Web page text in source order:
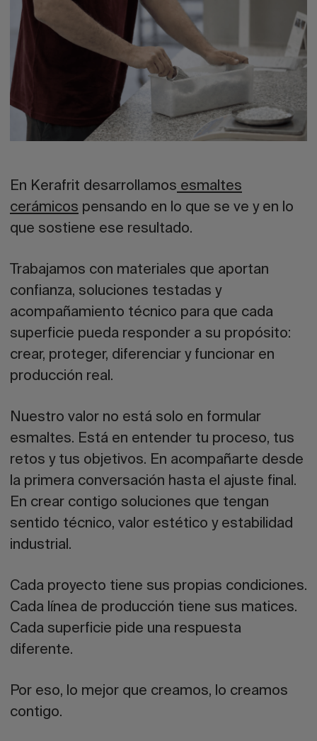
En Kerafrit desarrollamos esmaltes
cerámicos pensando en lo que se ve y en lo
que sostiene ese resultado.
Trabajamos con materiales que aportan
confianza, soluciones testadas y
acompañamiento técnico para que cada
superficie pueda responder a su propósito:
crear, proteger, diferenciar y funcionar en
producción real.
Nuestro valor no está solo en formular
esmaltes. Está en entender tu proceso, tus
retos y tus objetivos. En acompañarte desde
la primera conversación hasta el ajuste final.
En crear contigo soluciones que tengan
sentido técnico, valor estético y estabilidad
industrial.
Cada proyecto tiene sus propias condiciones.
Cada línea de producción tiene sus matices.
Cada superficie pide una respuesta
diferente.
Por eso, lo mejor que creamos, lo creamos
contigo.